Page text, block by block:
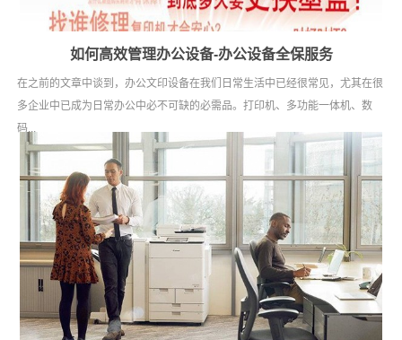
如何高效管理办公设备-办公设备全保服务
在之前的文章中谈到，办公文印设备在我们日常生活中已经很常见，尤其在很
多企业中已成为日常办公中必不可缺的必需品。打印机、多功能一体机、数
码...